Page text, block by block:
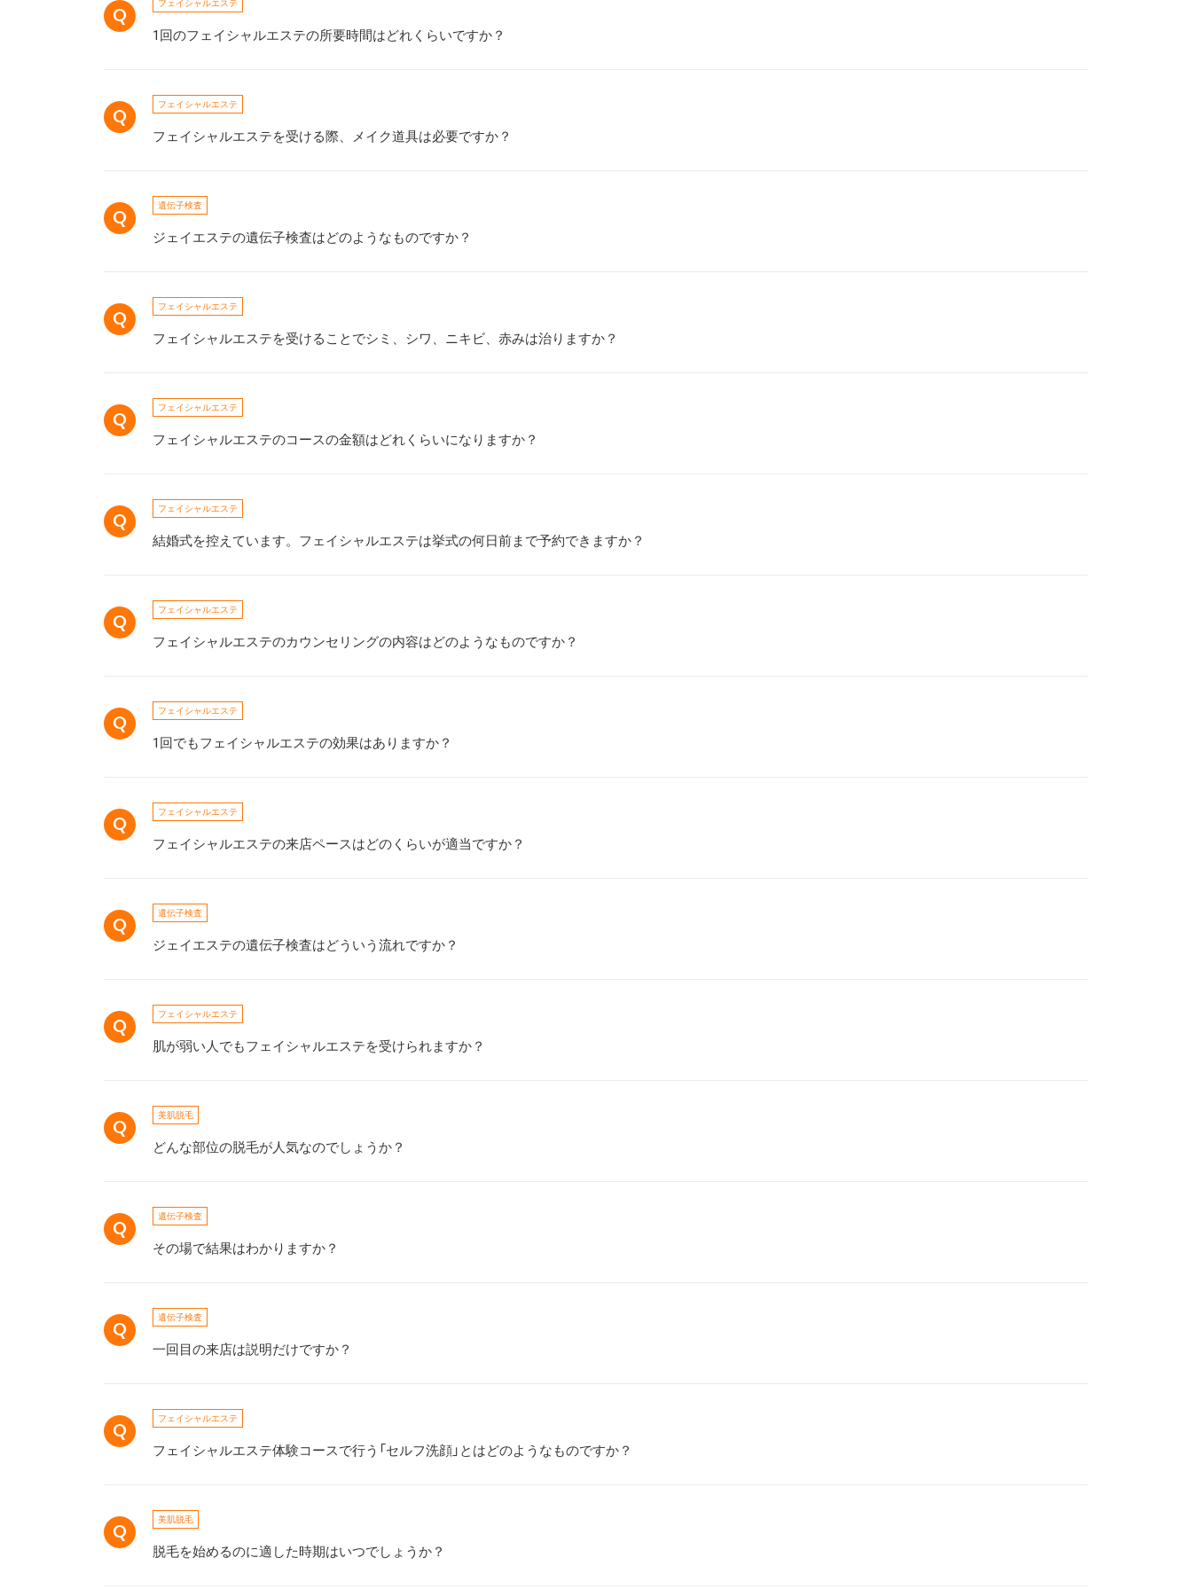
フェイシャルエステ
1回のフェイシャルエステの所要時間はどれくらいですか？
フェイシャルエステ
フェイシャルエステを受ける際、メイク道具は必要ですか？
遺伝子検査
ジェイエステの遺伝子検査はどのようなものですか？
フェイシャルエステ
フェイシャルエステを受けることでシミ、シワ、ニキビ、赤みは治りますか？
フェイシャルエステ
フェイシャルエステのコースの金額はどれくらいになりますか？
フェイシャルエステ
結婚式を控えています。フェイシャルエステは挙式の何日前まで予約できますか？
フェイシャルエステ
フェイシャルエステのカウンセリングの内容はどのようなものですか？
フェイシャルエステ
1回でもフェイシャルエステの効果はありますか？
フェイシャルエステ
フェイシャルエステの来店ペースはどのくらいが適当ですか？
遺伝子検査
ジェイエステの遺伝子検査はどういう流れですか？
フェイシャルエステ
肌が弱い人でもフェイシャルエステを受けられますか？
美肌脱毛
どんな部位の脱毛が人気なのでしょうか？
遺伝子検査
その場で結果はわかりますか？
遺伝子検査
一回目の来店は説明だけですか？
フェイシャルエステ
フェイシャルエステ体験コースで行う「セルフ洗顔」とはどのようなものですか？
美肌脱毛
脱毛を始めるのに適した時期はいつでしょうか？